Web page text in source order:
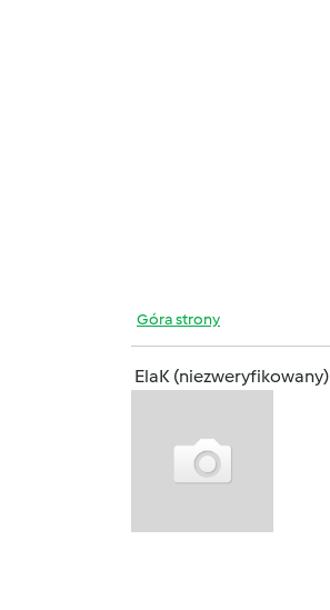
Góra strony
ElaK (niezweryfikowany)